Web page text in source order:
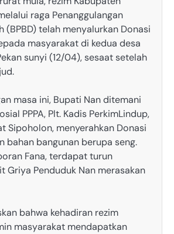
raga Penanggulangan
(BPBD) telah menyalurkan Donasi
masyarakat di kedua desa
sunyi (12/04), sesaat setelah
masa ini, Bupati Nan ditemani
PPPA, Plt. Kadis PerkimLindup,
Sipoholon, menyerahkan Donasi
bahan bangunan berupa seng.
Fana, terdapat turun
Griya Penduduk Nan merasakan
bahwa kehadiran rezim
masyarakat mendapatkan